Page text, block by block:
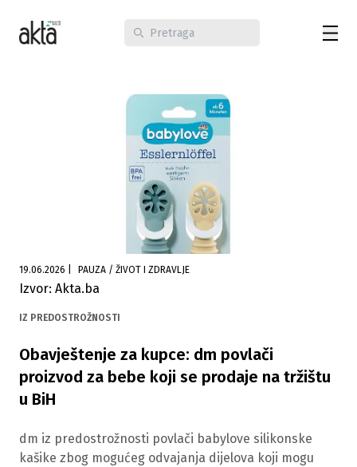
19.06.2026 PAUZA / ŽIVOT I ZDRAVLJE
Izvor: Akta.ba
IZ PREDOSTROŽNOSTI
Obavještenje za kupce: dm povlači
proizvod za bebe koji se prodaje na tržištu
u BiH
dm iz predostrožnosti povlači babylove silikonske
kašike zbog mogućeg odvajanja dijelova koji mogu